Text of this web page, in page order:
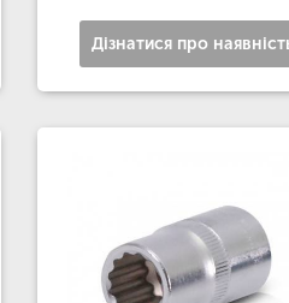
Дізнатися про